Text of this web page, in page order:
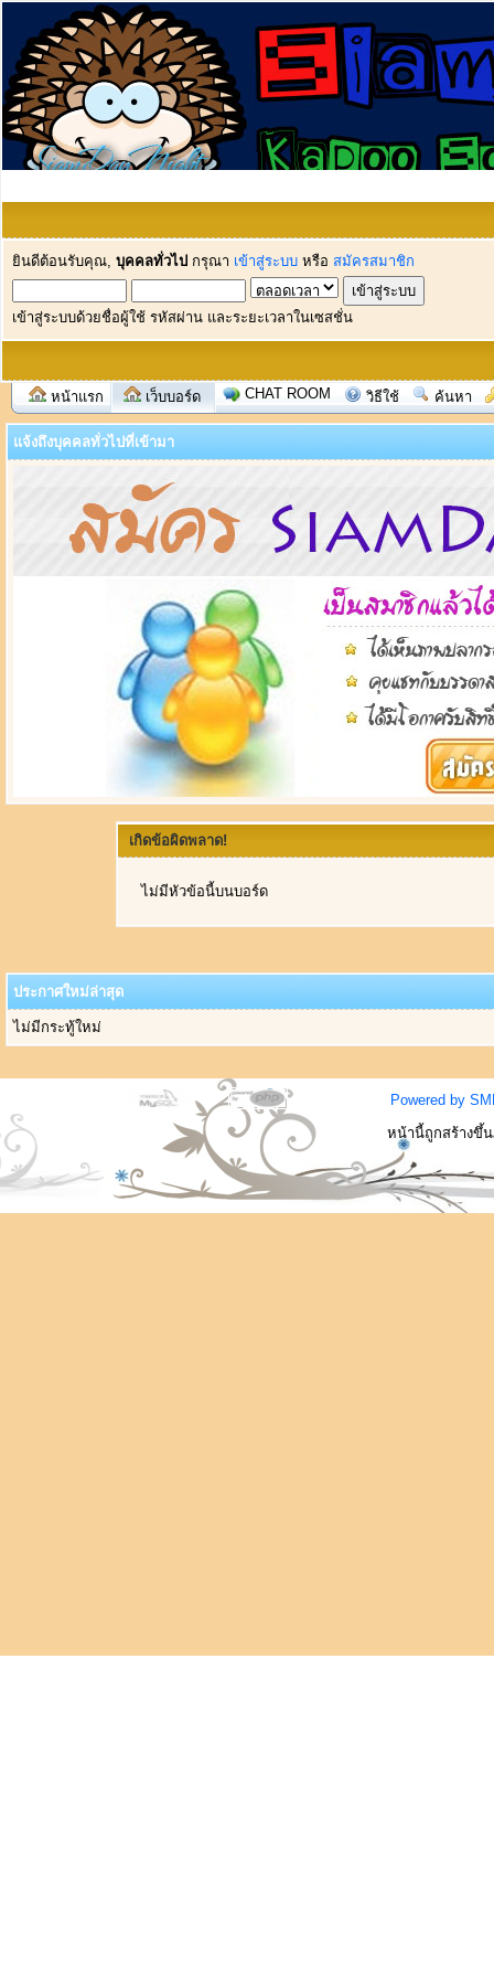
ยินดีต้อนรับคุณ, บุคคลทั่วไป กรุณา เข้าสู่ระบบ หรือ สมัครสมาชิก
เข้าสู่ระบบด้วยชื่อผู้ใช้ รหัสผ่าน และระยะเวลาในเซสชั่น
หน้าแรก เว็บบอร์ด CHAT ROOM วิธีใช้ ค้นหา
แจ้งถึงบุคคลทั่วไปที่เข้ามา
เกิดข้อผิดพลาด!
ไม่มีหัวข้อนี้บนบอร์ด
ประกาศใหม่ล่าสุด
ไม่มีกระทู้ใหม่
Powered by
หน้านี้ถูกสร้างขึ้น